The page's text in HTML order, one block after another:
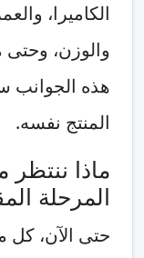
الكاميرا،
والوزن،
هذه الجوانب
المنتج نفسه.
ماذا
المرحلة
حتى الآن، كل